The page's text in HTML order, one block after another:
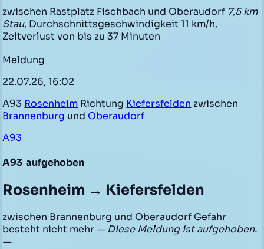
zwischen Rastplatz Fischbach und Oberaudorf 7,5 km
Stau, Durchschnittsgeschwindigkeit 11 km/h,
Zeitverlust von bis zu 37 Minuten
Meldung
22.07.26, 16:02
A93 Rosenheim Richtung Kiefersfelden zwischen
Brannenburg und Oberaudorf
A93
A93 aufgehoben
Rosenheim → Kiefersfelden
zwischen Brannenburg und Oberaudorf Gefahr
besteht nicht mehr — Diese Meldung ist aufgehoben.
—